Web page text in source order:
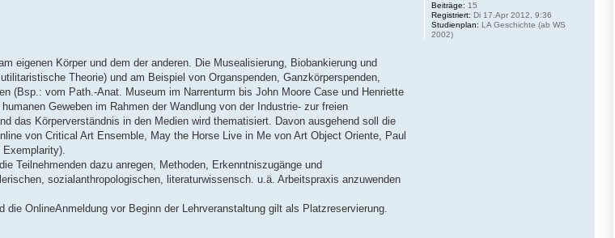
Beiträge: 15
Registriert: Di 17.Apr 2012, 9:36
Studienplan: LA Geschichte (ab WS
2002)
eigenen Körper und dem der anderen. Die Musealisierung, Biobankierung und
Theorie) und am Beispiel von Organspenden, Ganzkörperspenden,
(Bsp.: vom Path.-Anat. Museum im Narrenturm bis John Moore Case und Henriette
Geweben im Rahmen der Wandlung von der Industrie- zur freien
das Körperverständnis in den Medien wird thematisiert. Davon ausgehend soll die
von Critical Art Ensemble, May the Horse Live in Me von Art Object Oriente, Paul
Teilnehmenden dazu anregen, Methoden, Erkenntniszugänge und
sozialanthropologischen, literaturwissensch. u.ä. Arbeitspraxis anzuwenden
OnlineAnmeldung vor Beginn der Lehrveranstaltung gilt als Platzreservierung.